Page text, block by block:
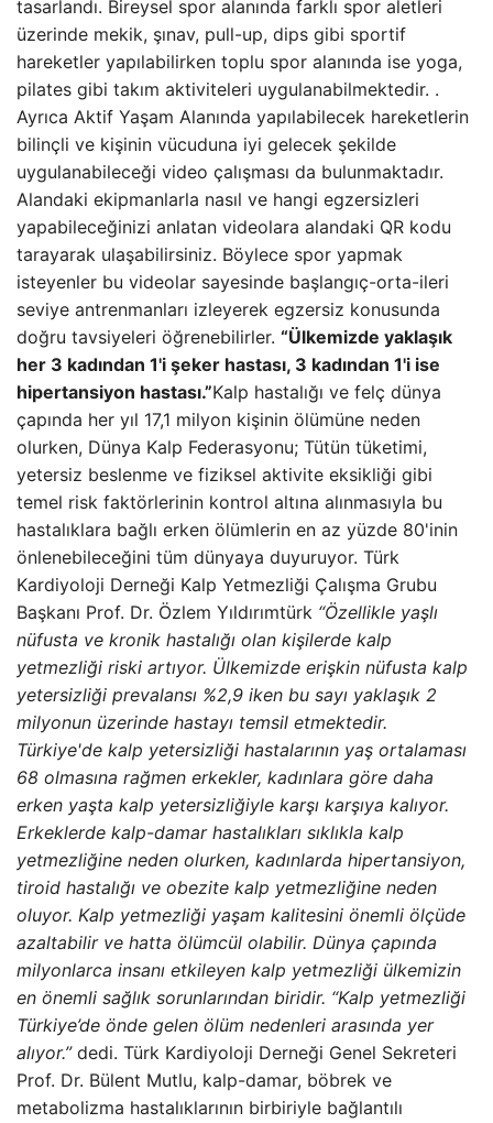
tasarlandı. Bireysel spor alanında farklı spor aletleri
üzerinde mekik, şınav, pull-up, dips gibi sportif
hareketler yapılabilirken toplu spor alanında ise yoga,
pilates gibi takım aktiviteleri uygulanabilmektedir. .
Ayrıca Aktif Yaşam Alanında yapılabilecek hareketlerin
bilinçli ve kişinin vücuduna iyi gelecek şekilde
uygulanabileceği video çalışması da bulunmaktadır.
Alandaki ekipmanlarla nasıl ve hangi egzersizleri
yapabileceğinizi anlatan videolara alandaki QR kodu
tarayarak ulaşabilirsiniz. Böylece spor yapmak
isteyenler bu videolar sayesinde başlangıç-orta-ileri
seviye antrenmanları izleyerek egzersiz konusunda
doğru tavsiyeleri öğrenebilirler. “Ülkemizde yaklaşık
her 3 kadından 1'i şeker hastası, 3 kadından 1'i ise
hipertansiyon hastası.”Kalp hastalığı ve felç dünya
çapında her yıl 17,1 milyon kişinin ölümüne neden
olurken, Dünya Kalp Federasyonu; Tütün tüketimi,
yetersiz beslenme ve fiziksel aktivite eksikliği gibi
temel risk faktörlerinin kontrol altına alınmasıyla bu
hastalıklara bağlı erken ölümlerin en az yüzde 80'inin
önlenebileceğini tüm dünyaya duyuruyor. Türk
Kardiyoloji Derneği Kalp Yetmezliği Çalışma Grubu
Başkanı Prof. Dr. Özlem Yıldırımtürk “Özellikle yaşlı
nüfusta ve kronik hastalığı olan kişilerde kalp
yetmezliği riski artıyor. Ülkemizde erişkin nüfusta kalp
yetersizliği prevalansı %2,9 iken bu sayı yaklaşık 2
milyonun üzerinde hastayı temsil etmektedir.
Türkiye'de kalp yetersizliği hastalarının yaş ortalaması
68 olmasına rağmen erkekler, kadınlara göre daha
erken yaşta kalp yetersizliğiyle karşı karşıya kalıyor.
Erkeklerde kalp-damar hastalıkları sıklıkla kalp
yetmezliğine neden olurken, kadınlarda hipertansiyon,
tiroid hastalığı ve obezite kalp yetmezliğine neden
oluyor. Kalp yetmezliği yaşam kalitesini önemli ölçüde
azaltabilir ve hatta ölümcül olabilir. Dünya çapında
milyonlarca insanı etkileyen kalp yetmezliği ülkemizin
en önemli sağlık sorunlarından biridir. “Kalp yetmezliği
Türkiye’de önde gelen ölüm nedenleri arasında yer
alıyor.”dedi. Türk Kardiyoloji Derneği Genel Sekreteri
Prof. Dr. Bülent Mutlu, kalp-damar, böbrek ve
metabolizma hastalıklarının birbiriyle bağlantılı